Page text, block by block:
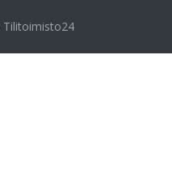
Tilitoimisto24